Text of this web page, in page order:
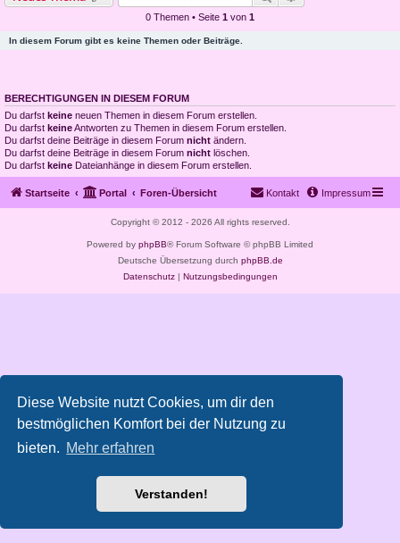
Diese Website nutzt Cookies, um dir den
bestmöglichen Komfort bei der Nutzung zu
bieten. Mehr erfahren
Verstanden!
0 Themen • Seite 1 von 1
In diesem Forum gibt es keine Themen oder Beiträge.
BERECHTIGUNGEN IN DIESEM FORUM
Du darfst keine neuen Themen in diesem Forum erstellen.
Du darfst keineAntworten zu Themen in diesem Forum erstellen.
Du darfst deine Beiträge in diesem Forum nicht ändern.
Du darfst deine Beiträge in diesem Forum nicht löschen.
Du darfst keine Dateianhänge in diesem Forum erstellen.
Startseite Portal Foren-Übersicht Impressum
Kontakt
Copyright © 2012 - 2026 All rights reserved.
Powered by phpBB® Forum Software © phpBB Limited
Deutsche Übersetzung durch phpBB.de
Datenschutz| Nutzungsbedingungen